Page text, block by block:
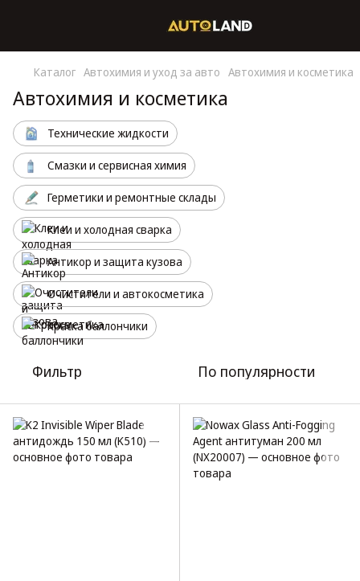
Каталог Автохимия и уход за авто Автохимия и косметика
Автохимия и косметика
Технические жидкости
Смазки и сервисная химия
Герметики и ремонтные склады
Клеи и холодная сварка
Антикор и защита кузова
Очистители и автокосметика
Краска баллончики
Фильтр По популярности